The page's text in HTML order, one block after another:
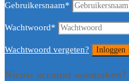
Gebruikersnaam*
Wachtwoord*
Wachtwoord vergeten?
Nieuw account aanmaken?